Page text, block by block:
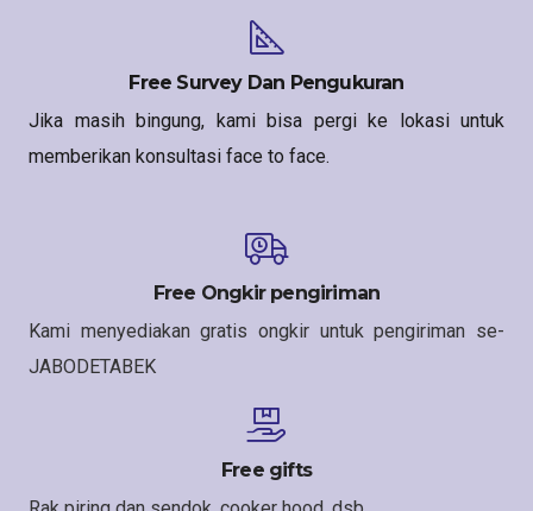
Free Survey Dan Pengukuran
Jika masih bingung, kami bisa pergi ke lokasi untuk
memberikan konsultasi face to face.
Free Ongkir pengiriman
Kami menyediakan gratis ongkir untuk pengiriman se-
JABODETABEK
Free gifts